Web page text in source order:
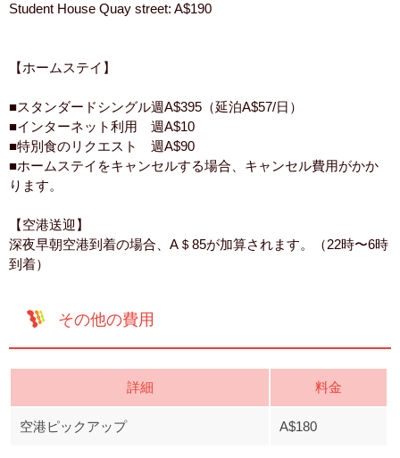
Student House Quay street: A$190
【ホームステイ】
■スタンダードシングル週A$395（延泊A$57/日）
■インターネット利用 週A$10
■特別食のリクエスト 週A$90
■ホームステイをキャンセルする場合、キャンセル費用がかか
ります。
【空港送迎】
深夜早朝空港到着の場合、A＄85が加算されます。（22時〜6時
到着）
その他の費用
詳細 料金
空港ピックアップ A$180